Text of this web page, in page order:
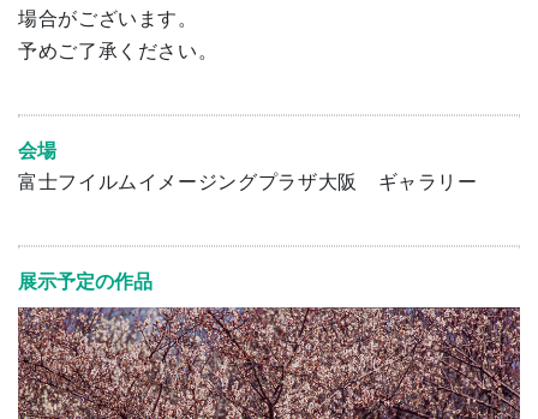
場合がございます。
予めご了承ください。
会場
富士フイルムイメージングプラザ大阪 ギャラリー
展示予定の作品